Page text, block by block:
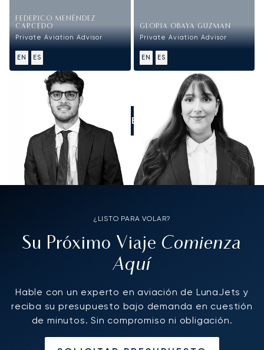
FEDERICO MENÉNDEZ
CARCEDO
Private Aviation Advisor
EN ES
GLORIA OBAYA GUZMAN
Private Aviation Advisor
EN ES
LLÁMENOS
¿LISTO PARA VOLAR?
Su Próximo Viaje Comienza
Aquí
Hable con un experto en aviación de LunaJets y
reciba su presupuesto bajo demanda en cuestión
de minutos. Sin compromiso ni obligación.